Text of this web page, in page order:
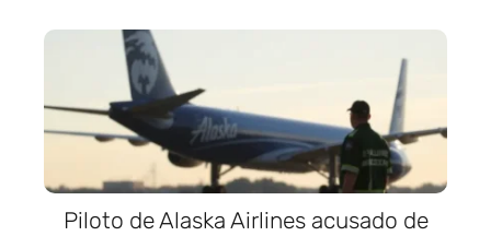
Piloto de Alaska Airlines acusado de